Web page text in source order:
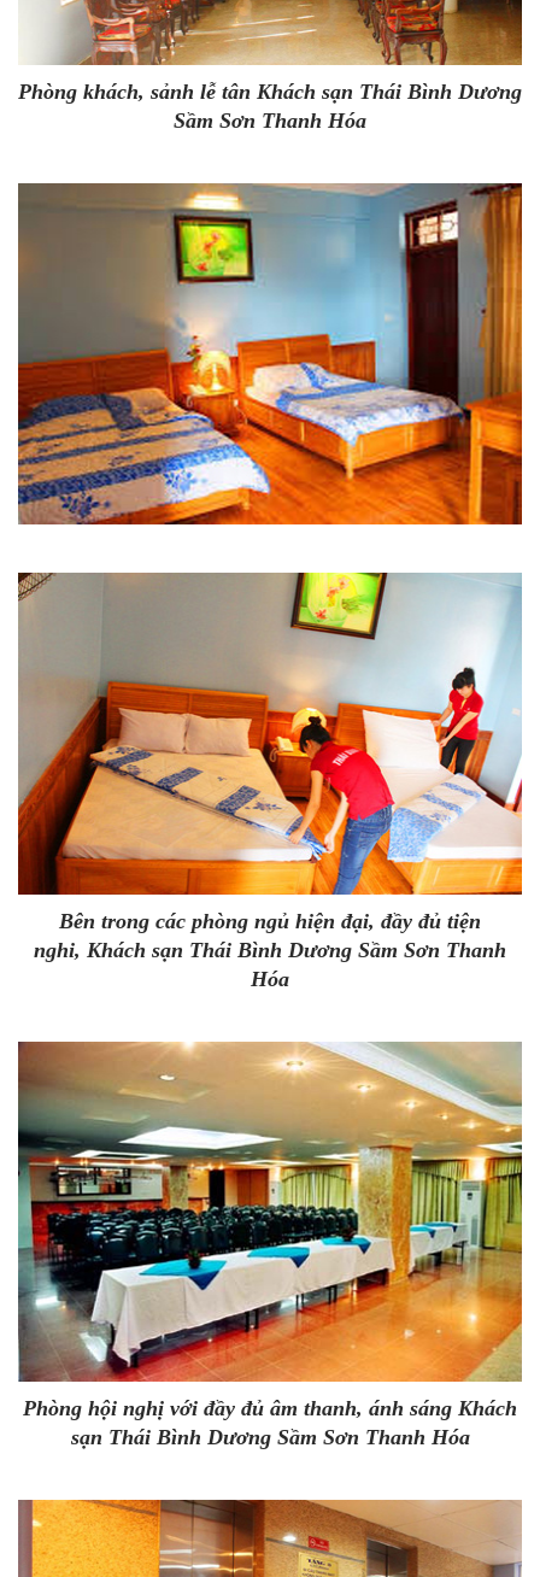
Phòng khách, sảnh lễ tân Khách sạn Thái Bình Dương
Sầm Sơn Thanh Hóa
Bên trong các phòng ngủ hiện đại, đầy đủ tiện
nghi, Khách sạn Thái Bình Dương Sầm Sơn Thanh
Hóa
Phòng hội nghị với đầy đủ âm thanh, ánh sáng Khách
sạn Thái Bình Dương Sầm Sơn Thanh Hóa